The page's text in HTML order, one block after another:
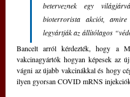
beterveznek egy
bioterrorista akciót, amire
legyártják az állítólagos
Bancelt arról kérdezték, hogy a
vakcinagyártók hogyan képesek az
vágni az újabb vakcinákkal és hogy
ilyen gyorsan COVID mRNS